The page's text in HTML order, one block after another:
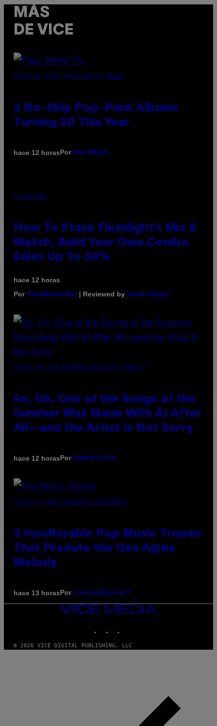
MÁS
DE VICE
PHOTO BY SCOTT GRIES/GETTY IMAGES
3 No-Skip Pop-Punk Albums
Turning 20 This Year
hace 12 horasPor Dan Milam
FLESHLIGHT
How To Stack Fleshlight’s Mix &
Match, Build Your Own Combo
Sales Up To 30%
hace 12 horas
Por Sam Watanuki | Reviewed by Ysolt Usigan
(PHOTO BY TIM MOSENFELDER/GETTY IMAGES)
So, Uh, One of the Songs of the
Summer Was Made With AI After
All—and the Artist Is Not Sorry
hace 12 horasPor Caleb Catlin
(PHOTO BY MARC BROUSSELY/REDFERNS)
3 Insufferable Pop Music Tropes
That Predate the Gen Alpha
Melody
hace 13 horasPor Lauren Boisvert
VICE
MEDIA
© 2026 VICE DIGITAL PUBLISHING, LLC